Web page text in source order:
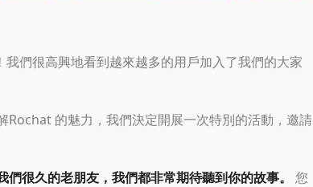
們很高興地看到越來越多的用戶加入了我們的大家
Rochat 的魅力，我們決定開展一次特別的活動，邀請
很久的老朋友，我們都非常期待聽到你的故事。
您